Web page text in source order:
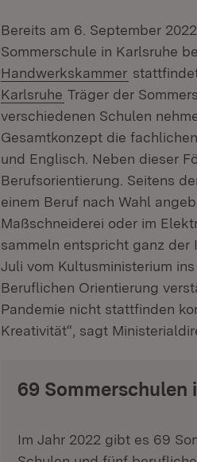
Bereits am 6. September
Sommerschule in Karlsruhe
Handwerkskammer (Öffnet in
Karlsruhe (Öffnet in neuem
Träger der
verschiedenen Schulen
Gesamtkonzept die
und Englisch. Neben dieser
Berufsorientierung. Seitens
einem Beruf nach Wahl
Maßschneiderei oder im
sammeln entspricht ganz der
Juli vom Kultusministerium
Beruflichen Orientierung
Pandemie nicht stattfinden
Kreativität“, sagt
69 Sommerschulen
Im Jahr 2022 gibt es 69